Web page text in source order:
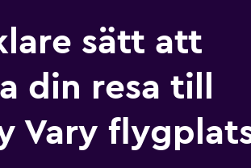
sätt att
din resa till
Vary